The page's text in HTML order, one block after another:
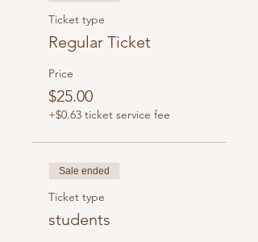
Ticket type
Regular Ticket
Price
$25.00
+$0.63 ticket service fee
Sale ended
Ticket type
students